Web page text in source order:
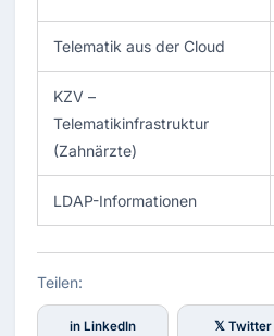
Telematik aus der Cloud
KZV –
Telematikinfrastruktur
(Zahnärzte)
LDAP-Informationen
Teilen:
in LinkedIn 𝕏 Twitter